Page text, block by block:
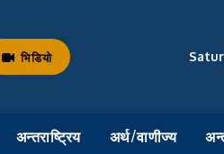
भिडियो
अन्तराष्ट्रिय अर्थ/वाणीज्य